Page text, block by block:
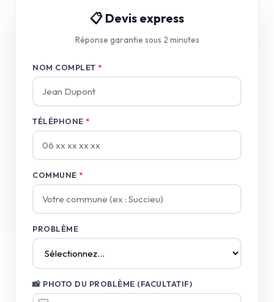
📋 Devis express
Réponse garantie sous 2 minutes
NOM COMPLET *
TÉLÉPHONE *
COMMUNE *
PROBLÈME
📸 PHOTO DU PROBLÈME (FACULTATIF)